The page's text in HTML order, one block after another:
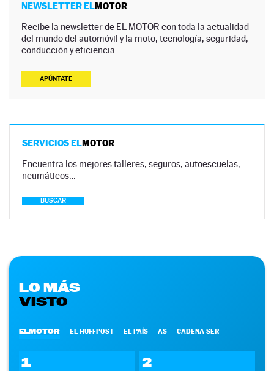
NEWSLETTER ELMOTOR
Recibe la newsletter de EL MOTOR con toda la actualidad
del mundo del automóvil y la moto, tecnología, seguridad,
conducción y eficiencia.
APÚNTATE
SERVICIOS ELMOTOR
Encuentra los mejores talleres, seguros, autoescuelas,
neumáticos…
BUSCAR
LO MÁS
VISTO
ELMOTOR EL HUFFPOST EL PAÍS AS CADENA SER
1 2